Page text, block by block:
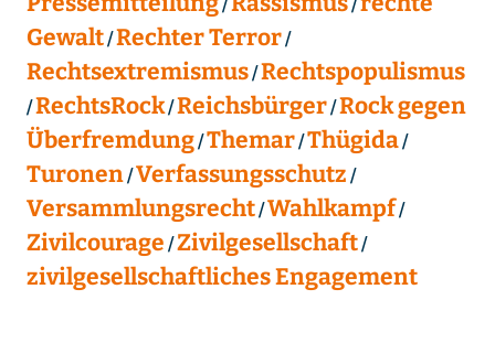
Gewalt Rechter Terror
Rechtsextremismus Rechtspopulismus
RechtsRock Reichsbürger Rock gegen
Überfremdung Themar Thügida
Turonen Verfassungsschutz
Versammlungsrecht Wahlkampf
Zivilcourage Zivilgesellschaft
zivilgesellschaftliches Engagement